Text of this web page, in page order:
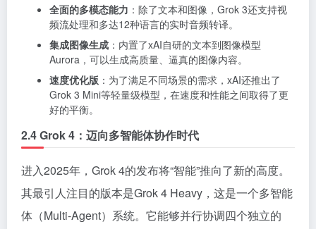
全面的多模态能力 ：除了文本和图像，Grok 3还支持视
频流处理和多达12种语言的实时音频转译。
集成图像生成 ：内置了xAI自研的文本到图像模型
Aurora，可以生成高质量、逼真的图像内容。
速度优化版 ：为了满足不同场景的需求，xAI还推出了
Grok 3 Mini等轻量级模型，在速度和性能之间取得了更
好的平衡。
2.4 Grok 4：迈向多智能体协作时代
进入2025年，Grok 4的发布将“智能”推向了新的高度。
其最引人注目的版本是Grok 4 Heavy，这是一个多智能
体（Multi-Agent）系统。它能够并行协调四个独立的